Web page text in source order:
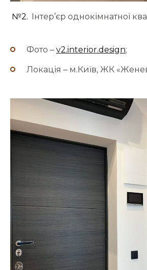
№2. Інтер’єр однокімнатної
Фото – v2.interior.design;
Локація – м.Київ, ЖК